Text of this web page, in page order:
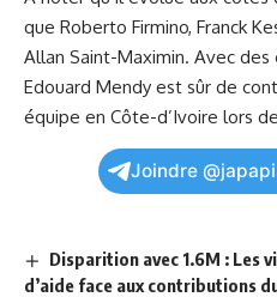
que Roberto Firmino, Franck
Allan Saint-Maximin. Avec
Edouard Mendy est sûr de
équipe⁣ en Côte-d’Ivoire lors
Joindre
Disparition avec 1.6M : Les
d’aide face aux contributions